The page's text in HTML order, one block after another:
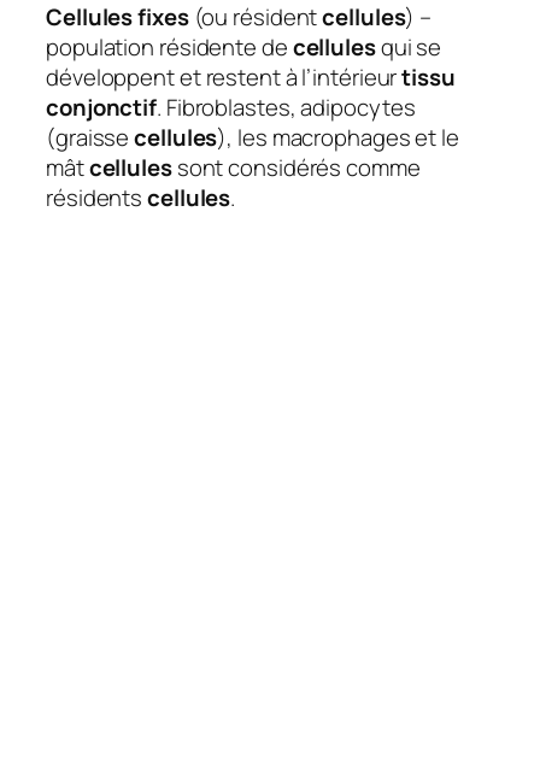
Cellules fixes(ou résidentcellules) –
population résidente decellulesqui se
développent et restent à l’intérieurtissu
conjonctif. Fibroblastes, adipocytes
(graissecellules), les macrophages et le
mâtcellulessont considérés comme
résidentscellules.